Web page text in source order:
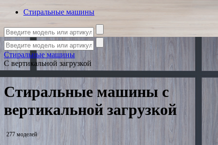
Стиральные машины
Стиральные машины
С вертикальной загрузкой
Стиральные машины с
вертикальной загрузкой
277 моделей